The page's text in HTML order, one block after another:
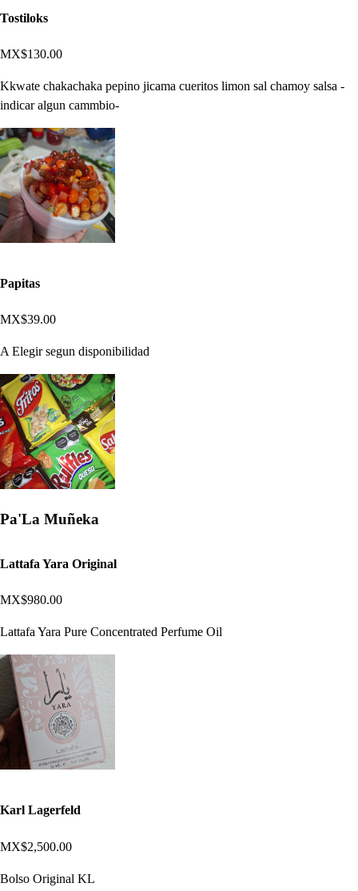
Tostiloks
MX$130.00
Kkwate chakachaka pepino jicama cueritos limon sal chamoy salsa -
indicar algun cammbio-
Papitas
MX$39.00
A Elegir segun disponibilidad
Pa'La Muñeka
Lattafa Yara Original
MX$980.00
Lattafa Yara Pure Concentrated Perfume Oil
Karl Lagerfeld
MX$2,500.00
Bolso Original KL